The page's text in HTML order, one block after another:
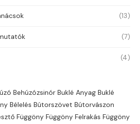
(13)
(7)
(4)
Behúzózsinór Buklé Anyag Buklé
Bélelés Bútorszövet Bútorvászon
Függöny Függöny Felrakás Függöny